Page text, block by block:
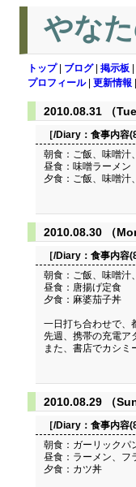
やな
トップ| ブログ| 掲示板
プロフィール| 更新情報
2010.08.31 （Tue
［/Diary： 食事内容
朝食：ご飯、味噌汁
昼食：味噌ラーメン
夕食：ご飯、味噌汁
2010.08.30 （
［/Diary： 食事内容
朝食：ご飯、味噌汁
昼食：唐揚げ定食
夕食：麻婆茄子丼
一日打ち合わせで、
先週、携帯の充電ア
また、書店でカシミ
2010.08.29 （Sun
［/Diary： 食事内容
朝食：ガーリックパ
昼食：ラーメン、フ
夕食：カツ丼